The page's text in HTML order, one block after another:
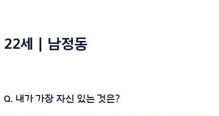
22세 | 남정동